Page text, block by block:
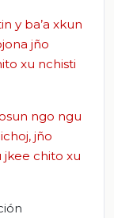
y ba’a xkun
jño
xu nchisti
ngo ngu
jño
jkee chito xu